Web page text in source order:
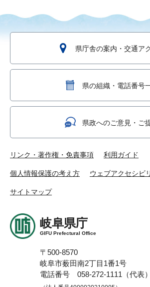
県庁舎の案内・交通ア
県の組織・電話番号
県政へのご意見・ご
リンク・著作権・免責事項 利用ガイド
個人情報保護の考え方 ウェブアクセシビ
サイトマップ
岐阜県庁
GIFU Prefectural Office
〒500-8570
岐阜市薮田南2丁目1番1号
電話番号 058-272-1111（代表）